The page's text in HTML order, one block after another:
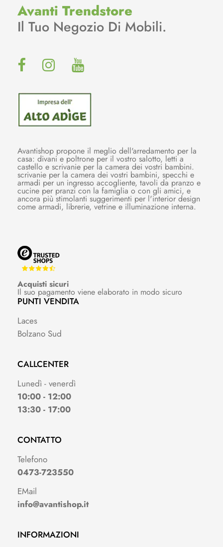
Avanti Trendstore
Il Tuo Negozio Di Mobili.
Avantishop propone il meglio dell'arredamento per la
casa: divani e poltrone per il vostro salotto, letti a
castello e scrivanie per la camera dei vostri bambini.
scrivanie per la camera dei vostri bambini, specchi e
armadi per un ingresso accogliente, tavoli da pranzo e
cucine per pranzi con la famiglia o con gli amici, e
ancora più stimolanti suggerimenti per l'interior design
come armadi, librerie, vetrine e illuminazione interna.
Acquisti sicuri
Il suo pagamento viene elaborato in modo sicuro
PUNTI VENDITA
Laces
Bolzano Sud
CALLCENTER
Lunedì - venerdì
10:00 - 12:00
13:30 - 17:00
CONTATTO
Telefono
0473-723550
EMail
info@avantishop.it
INFORMAZIONI